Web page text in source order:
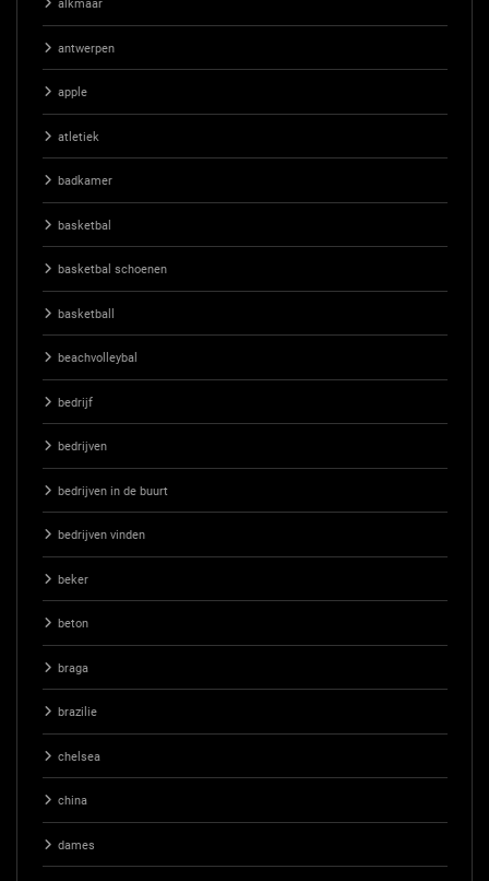
alkmaar
antwerpen
apple
atletiek
badkamer
basketbal
basketbal schoenen
basketball
beachvolleybal
bedrijf
bedrijven
bedrijven in de buurt
bedrijven vinden
beker
beton
braga
brazilie
chelsea
china
dames